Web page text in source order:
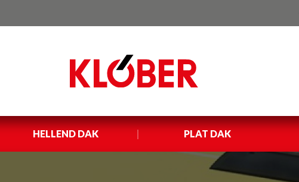
HELLEND DAK PLAT DAK